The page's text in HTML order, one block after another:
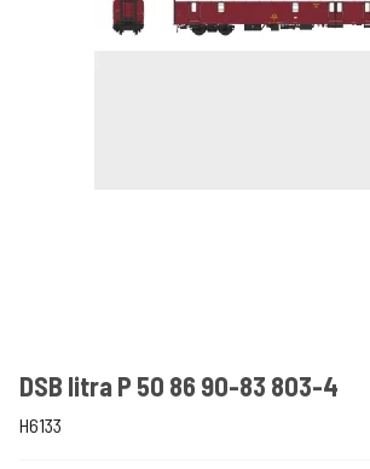
DSB litra P 50 86 90-83 803-4
H6133